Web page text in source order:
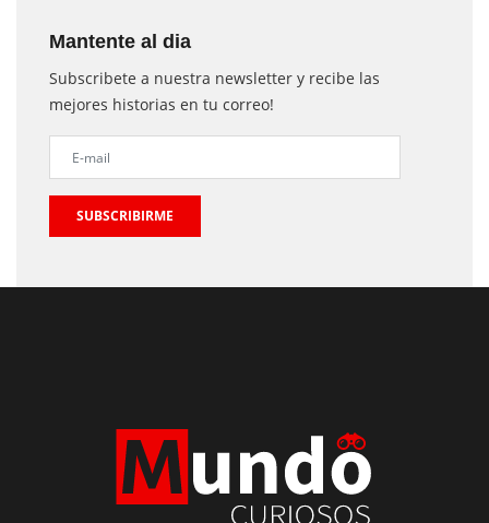
Mantente al dia
Subscribete a nuestra newsletter y recibe las
mejores historias en tu correo!
SUBSCRIBIRME